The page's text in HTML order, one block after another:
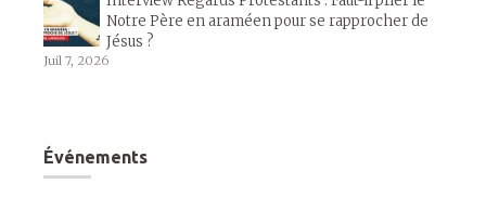
Notre Père en araméen pour se rapprocher de
Jésus ?
Juil 7, 2026
Événements